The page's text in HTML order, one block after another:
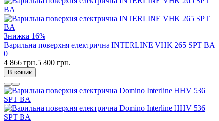
Знижка 16%
Варильна поверхня електрична INTERLINE VHK 265 SPT BA
0
4 866 грн.5 800 грн.
В кошик